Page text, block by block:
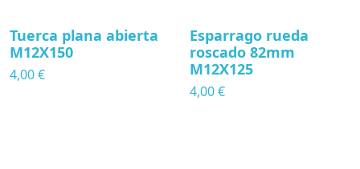
Tuerca plana abierta
M12X150
4,00 €
Esparrago rueda
roscado 82mm
M12X125
4,00 €